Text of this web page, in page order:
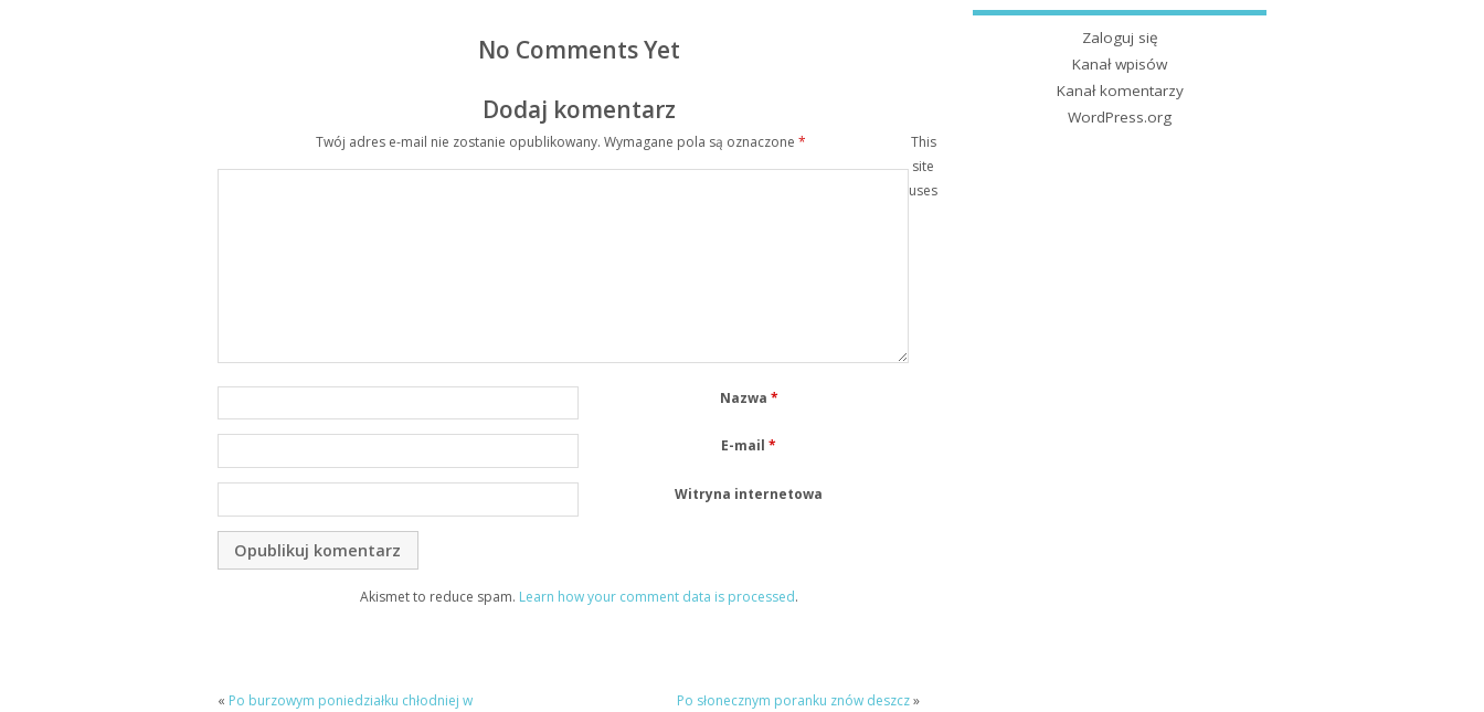
No Comments Yet
Dodaj komentarz
Twój adres e-mail nie zostanie opublikowany. Wymagane pola są oznaczone*
Nazwa *
E-mail*
Witryna internetowa
This
site
uses
Akismet to reduce spam. Learn how your comment data is processed.
« Po burzowym poniedziałku chłodniej w Po słonecznym poranku znów deszcz»
Zaloguj się
Kanał wpisów
Kanał komentarzy
WordPress.org